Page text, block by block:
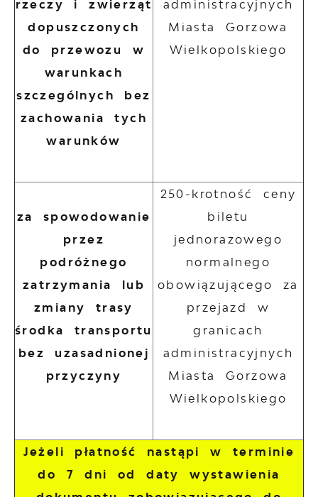
rzeczy i zwierząt
dopuszczonych
do przewozu w
warunkach
szczególnych bez
zachowania tych
warunków
administracyjnych
Miasta Gorzowa
Wielkopolskiego
za spowodowanie
przez
podróżnego
zatrzymania lub
zmiany trasy
środka transportu
bez uzasadnionej
przyczyny
250-krotność ceny
biletu
jednorazowego
normalnego
obowiązującego za
przejazd w
granicach
administracyjnych
Miasta Gorzowa
Wielkopolskiego
Jeżeli płatność nastąpi w terminie
do 7 dni od daty wystawienia